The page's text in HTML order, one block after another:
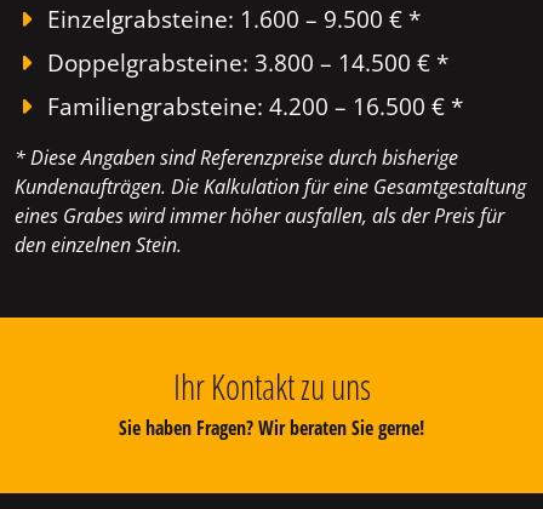
Einzelgrabsteine: 1.600 – 9.500 € *
Doppelgrabsteine: 3.800 – 14.500 € *
Familiengrabsteine: 4.200 – 16.500 € *
* Diese Angaben sind Referenzpreise durch bisherige
Kundenaufträgen. Die Kalkulation für eine Gesamtgestaltung
eines Grabes wird immer höher ausfallen, als der Preis für
den einzelnen Stein.
Ihr Kontakt zu uns
Sie haben Fragen? Wir beraten Sie gerne!